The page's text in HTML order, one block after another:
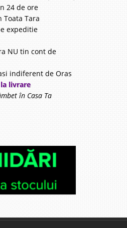
24 de ore
Toata Tara
expeditie
NU tin cont de
indiferent de Oras
livrare
în Casa Ta